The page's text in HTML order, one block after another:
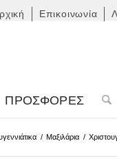
Επικοινωνία
ΠΡΟΣΦΟΡΈΣ
/ Μαξιλάρια /